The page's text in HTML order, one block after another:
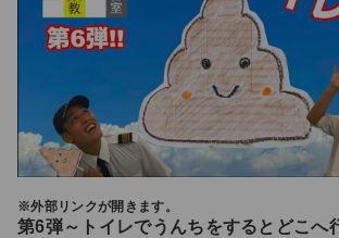
※外部リンクが開きます。
第6弾～トイレでうんちをするとどこへ